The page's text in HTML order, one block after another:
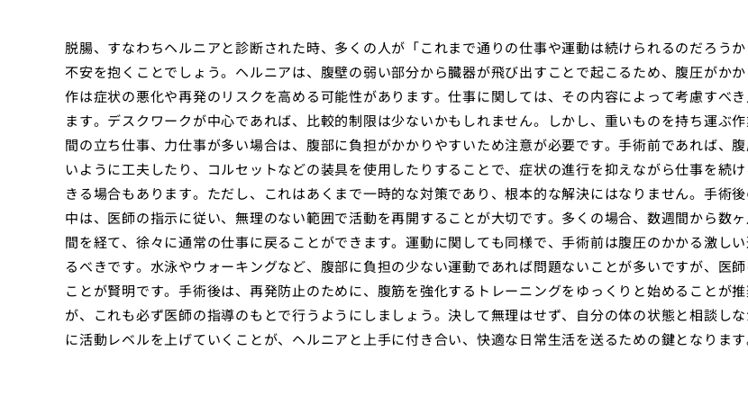
脱腸、すなわちヘルニアと診断された時、多くの人が「これまで通りの仕事や運動は続けられるのだろうか
不安を抱くことでしょう。ヘルニアは、腹壁の弱い部分から臓器が飛び出すことで起こるため、腹圧がか
作は症状の悪化や再発のリスクを高める可能性があります。仕事に関しては、その内容によって考慮すべき
ます。デスクワークが中心であれば、比較的制限は少ないかもしれません。しかし、重いものを持ち運ぶ
間の立ち仕事、力仕事が多い場合は、腹部に負担がかかりやすいため注意が必要です。手術前であれば、
いように工夫したり、コルセットなどの装具を使用したりすることで、症状の進行を抑えながら仕事を続
きる場合もあります。ただし、これはあくまで一時的な対策であり、根本的な解決にはなりません。手術
中は、医師の指示に従い、無理のない範囲で活動を再開することが大切です。多くの場合、数週間から数
間を経て、徐々に通常の仕事に戻ることができます。運動に関しても同様で、手術前は腹圧のかかる激し
るべきです。水泳やウォーキングなど、腹部に負担の少ない運動であれば問題ないことが多いですが、医
ことが賢明です。手術後は、再発防止のために、腹筋を強化するトレーニングをゆっくりと始めることが
が、これも必ず医師の指導のもとで行うようにしましょう。決して無理はせず、自分の体の状態と相談し
に活動レベルを上げていくことが、ヘルニアと上手に付き合い、快適な日常生活を送るための鍵となります